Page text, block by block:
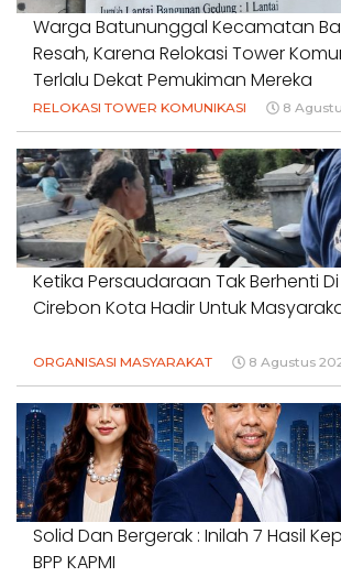
Warga Batununggal Kecamatan
Resah, Karena Relokasi Tower
Terlalu Dekat Pemukiman Mereka
RELOKASI TOWER KOMUNIKASI 8
Ketika Persaudaraan Tak Berhenti
Cirebon Kota Hadir Untuk
ORGANISASI MASYARAKAT 8 Agustus
Solid Dan Bergerak : Inilah 7 Hasil
BPP KAPMI